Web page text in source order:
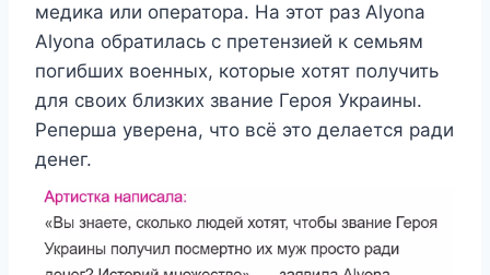
медика или оператора. На этот раз Alyona
Alyona обратилась с претензией к семьям
погибших военных, которые хотят получить
для своих близких звание Героя Украины.
Реперша уверена, что всё это делается ради
денег.